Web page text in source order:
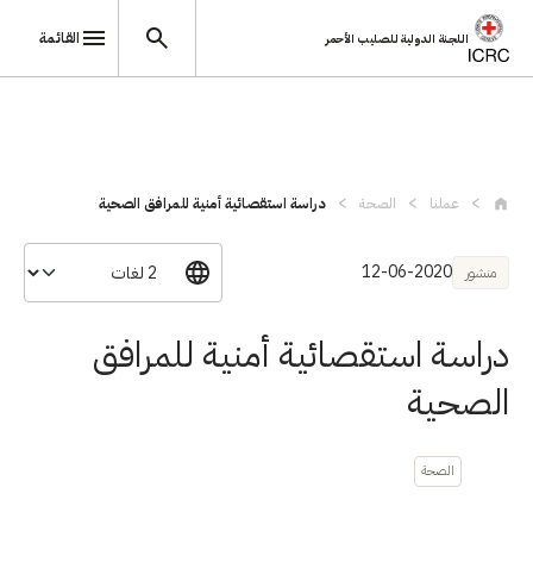
اللجنة الدولية للصليب الأحمر القائمة
عملنا الصحة دراسة استقصائية أمنية للمرافق الصحية
منشور 12-06-2020
دراسة استقصائية أمنية للمرافق
الصحية
الصحة